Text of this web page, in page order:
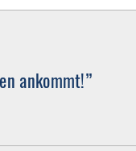
ankommt!”